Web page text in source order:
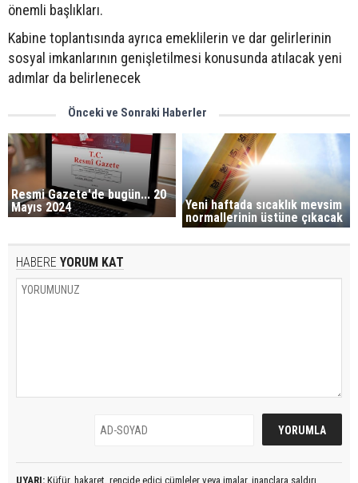
önemli başlıkları.
Kabine toplantısında ayrıca emeklilerin ve dar gelirlerinin
sosyal imkanlarının genişletilmesi konusunda atılacak yeni
adımlar da belirlenecek
Önceki ve Sonraki Haberler
Resmi Gazete'de bugün... 20
Mayıs 2024
Yeni haftada sıcaklık mevsim
normallerinin üstüne çıkacak
HABERE YORUM KAT
UYARI: Küfür, hakaret, rencide edici cümleler veya imalar, inançlara saldırı